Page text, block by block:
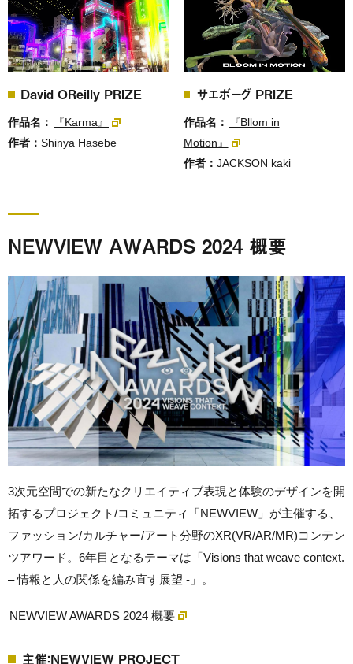
David OReilly PRIZE
作品名：
『Karma』
作者： Shinya Hasebe
サエボーグ PRIZE
作品名：
『Bllom in
Motion』
作者： JACKSON kaki
NEWVIEW AWARDS 2024 概要
3次元空間での新たなクリエイティブ表現と体験のデザインを開
拓するプロジェクト/コミュニティ「NEWVIEW」が主催する、
ファッション/カルチャー/アート分野のXR(VR/AR/MR)コンテン
ツアワード。6年目となるテーマは「Visions that weave context.
– 情報と人の関係を編み直す展望 -」。
NEWVIEW AWARDS 2024 概要
主催：NEWVIEW PROJECT